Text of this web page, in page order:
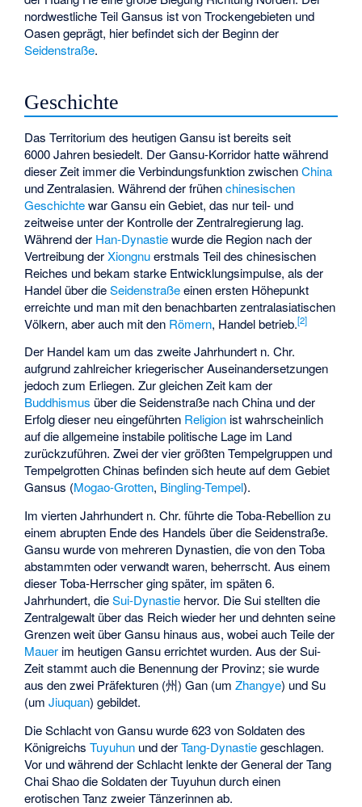
nordwestliche Teil Gansus ist von Trockengebieten und
Oasen geprägt, hier befindet sich der Beginn der
Seidenstraße.
Geschichte
Das Territorium des heutigen Gansu ist bereits seit
6000 Jahren besiedelt. Der Gansu-Korridor hatte während
dieser Zeit immer die Verbindungsfunktion zwischenChina
und Zentralasien. Während der frühenchinesischen
Geschichtewar Gansu ein Gebiet, das nur teil- und
zeitweise unter der Kontrolle der Zentralregierung lag.
Während der Han-Dynastiewurde die Region nach der
Vertreibung derXiongnuerstmals Teil des chinesischen
Reiches und bekam starke Entwicklungsimpulse, als der
Handel über dieSeidenstraßeeinen ersten Höhepunkt
erreichte und man mit den benachbarten zentralasiatischen
Völkern, aber auch mit den Römern, Handel betrieb.[2]
Der Handel kam um das zweite Jahrhundert n. Chr.
aufgrund zahlreicher kriegerischer Auseinandersetzungen
jedoch zum Erliegen. Zur gleichen Zeit kam der
Buddhismus über die Seidenstraße nach China und der
Erfolg dieser neu eingeführten Religion ist wahrscheinlich
auf die allgemeine instabile politische Lage im Land
zurückzuführen. Zwei der vier größten Tempelgruppen und
Tempelgrotten Chinas befinden sich heute auf dem Gebiet
Gansus (Mogao-Grotten, Bingling-Tempel).
Im vierten Jahrhundert n. Chr. führte die Toba-Rebellion zu
einem abrupten Ende des Handels über die Seidenstraße.
Gansu wurde von mehreren Dynastien, die von den Toba
abstammten oder verwandt waren, beherrscht. Aus einem
dieser Toba-Herrscher ging später, im späten 6.
Jahrhundert, dieSui-Dynastie hervor. Die Sui stellten die
Zentralgewalt über das Reich wieder her und dehnten seine
Grenzen weit über Gansu hinaus aus, wobei auch Teile der
Mauer im heutigen Gansu errichtet wurden. Aus der Sui-
Zeit stammt auch die Benennung der Provinz; sie wurde
aus den zwei Präfekturen (州) Gan (umZhangye) und Su
(umJiuquan) gebildet.
DieSchlacht von Gansuwurde 623 von Soldaten des
KönigreichsTuyuhun und derTang-Dynastiegeschlagen.
Vor und während der Schlacht lenkte der General der Tang
Chai Shaodie Soldaten der Tuyuhun durch einen
erotischen Tanz zweier Tänzerinnen ab.